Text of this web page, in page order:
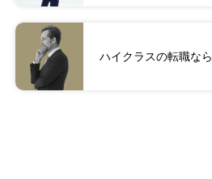
ハイクラスの転職なら